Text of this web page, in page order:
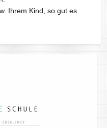
Ihrem Kind, so gut es